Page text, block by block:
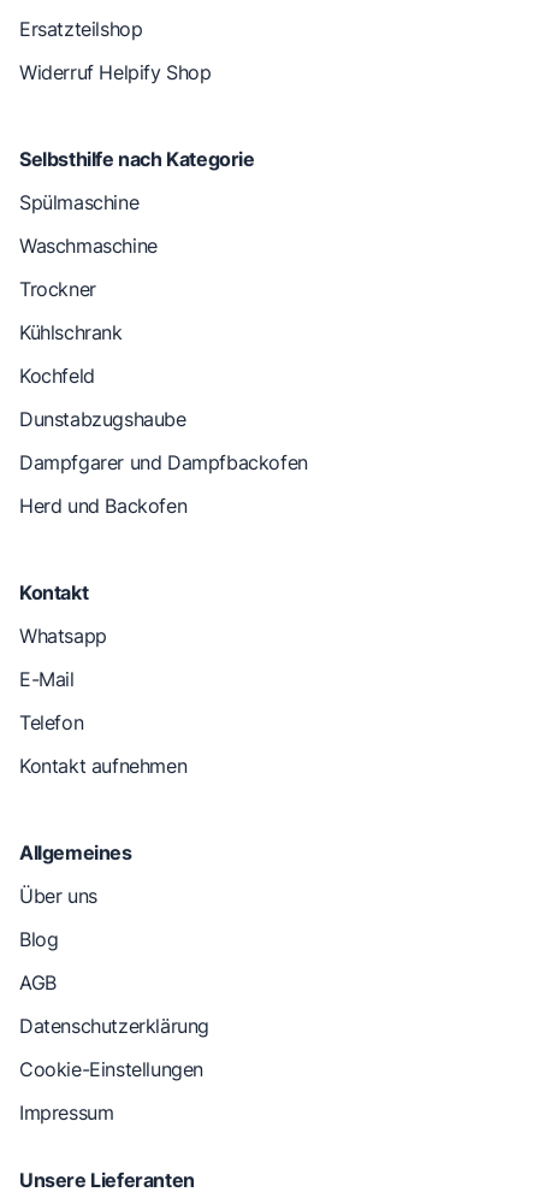
Ersatzteilshop
Widerruf Helpify Shop
Selbsthilfe nach Kategorie
Spülmaschine
Waschmaschine
Trockner
Kühlschrank
Kochfeld
Dunstabzugshaube
Dampfgarer und Dampfbackofen
Herd und Backofen
Kontakt
Whatsapp
E-Mail
Telefon
Kontakt aufnehmen
Allgemeines
Über uns
Blog
AGB
Datenschutzerklärung
Cookie-Einstellungen
Impressum
Unsere Lieferanten